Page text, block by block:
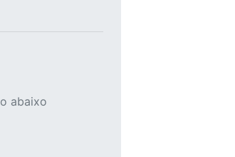
abaixo